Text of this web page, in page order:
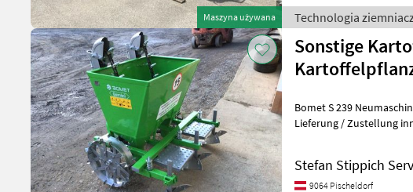
Maszyna używana Technologia
Sonstige
Bomet S 239
Lieferung / Zustellung innerhalb
Stefan Stippich
9064 Pischeldorf